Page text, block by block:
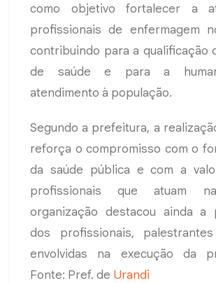
como objetivo fortalecer a
profissionais de enfermagem
contribuindo para a qualificação
de saúde e para a
atendimento à população.
Segundo a prefeitura, a
reforça o compromisso com o
da saúde pública e com a
profissionais que atuam
organização destacou ainda a
dos profissionais,
envolvidas na execução da
Fonte: Pref. de Urandi